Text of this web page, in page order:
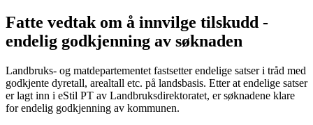
Fatte vedtak om å innvilge tilskudd -
endelig godkjenning av søknaden
Landbruks- og matdepartementet fastsetter endelige satser i tråd med
godkjente dyretall, arealtall etc. på landsbasis. Etter at endelige satser
er lagt inn i eStil PT av Landbruksdirektoratet, er søknadene klare
for endelig godkjenning av kommunen.